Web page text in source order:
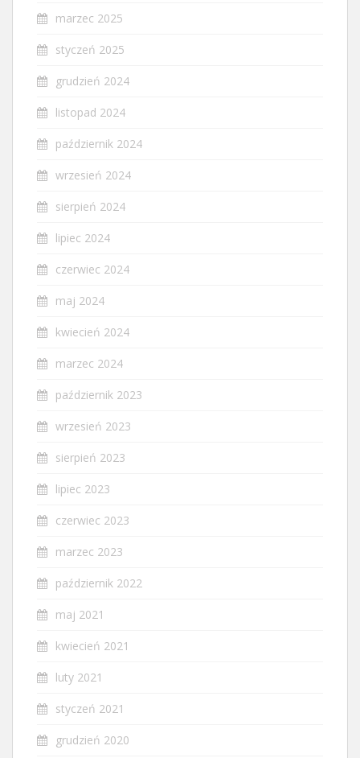
marzec 2025
styczeń 2025
grudzień 2024
listopad 2024
październik 2024
wrzesień 2024
sierpień 2024
lipiec 2024
czerwiec 2024
maj 2024
kwiecień 2024
marzec 2024
październik 2023
wrzesień 2023
sierpień 2023
lipiec 2023
czerwiec 2023
marzec 2023
październik 2022
maj 2021
kwiecień 2021
luty 2021
styczeń 2021
grudzień 2020